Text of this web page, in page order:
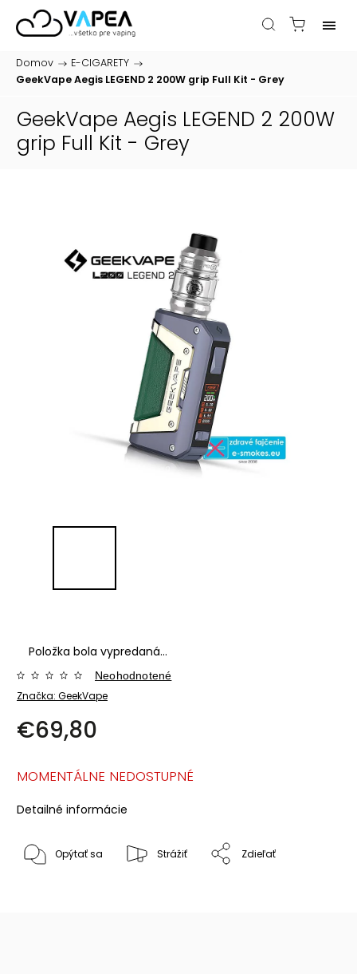
Domov / E-CIGARETY /
GeekVape Aegis LEGEND 2 200W grip Full Kit - Grey
GeekVape Aegis LEGEND 2 200W
grip Full Kit - Grey
Položka bola vypredaná…
Značka: GeekVape
Neohodnotené
€69,80
MOMENTÁLNE NEDOSTUPNÉ
Detailné informácie
Opýtať sa Strážiť Zdieľať